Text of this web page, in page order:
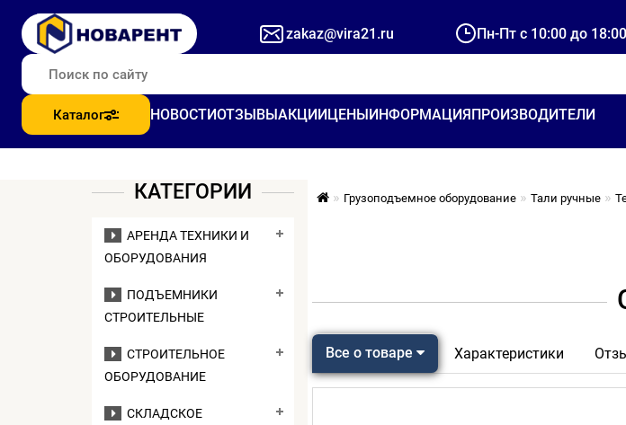
zakaz@vira21.ru Пн-Пт с 10:00 до 18:00
Каталог НОВОСТИОТЗЫВЫАКЦИИЦЕНЫИНФОРМАЦИЯПРОИЗВОДИТЕЛИ
КАТЕГОРИИ
АРЕНДА ТЕХНИКИ И
ОБОРУДОВАНИЯ
ПОДЪЕМНИКИ
СТРОИТЕЛЬНЫЕ
СТРОИТЕЛЬНОЕ
ОБОРУДОВАНИЕ
СКЛАДСКОЕ
Грузоподъемное оборудование Тали ручные
Все о товаре Характеристики